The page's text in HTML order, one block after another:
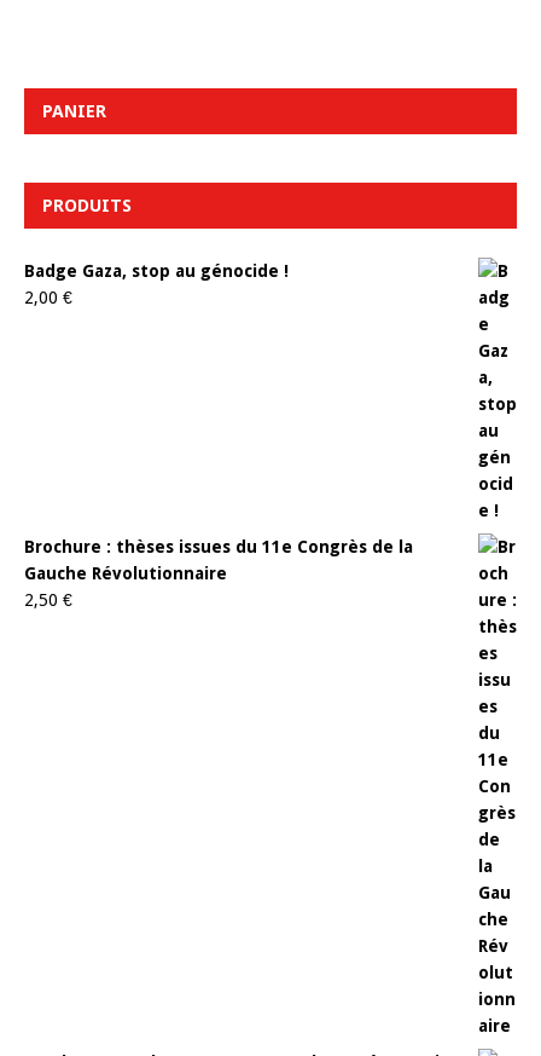
PANIER
PRODUITS
Badge Gaza, stop au génocide !
2,00 €
Brochure : thèses issues du 11e Congrès de la
Gauche Révolutionnaire
2,50 €